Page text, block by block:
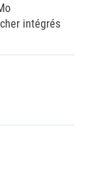
intégrés